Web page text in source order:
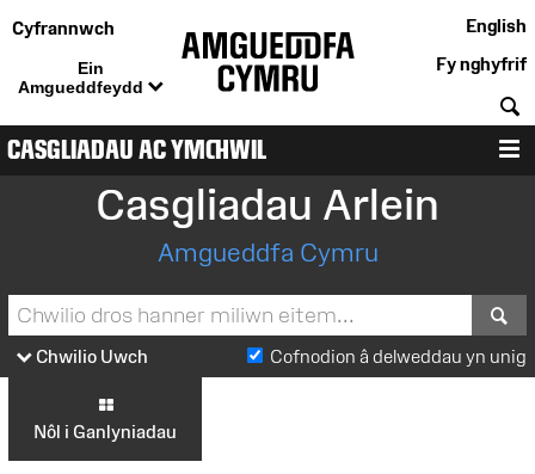
Cyfrannwch
Ein
Amgueddfeydd
English
Fy nghyfrif
CASGLIADAU AC YMCHWIL
Casgliadau Arlein
Amgueddfa Cymru
Chwilio Uwch Cofnodion â delweddau yn unig
Nôl i Ganlyniadau